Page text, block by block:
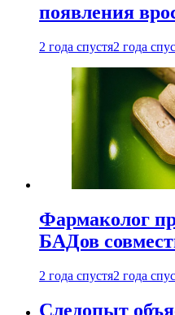
появления
2 года спустя2 года
Фармаколог
БАДов
2 года спустя2 года
Следопыт